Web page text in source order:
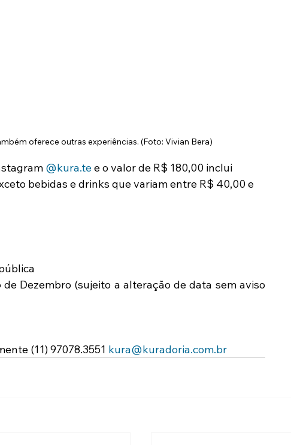
oferece outras experiências. (Foto: Vivian Bera)
@kura.te e o valor de R$ 180,00 inclui
bebidas e drinks que variam entre R$ 40,00 e
Dezembro (sujeito a alteração de data sem aviso
(11) 97078.3551 kura@kuradoria.com.br